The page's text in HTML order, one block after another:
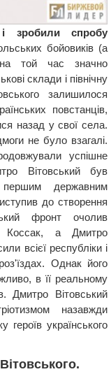
зробили спробу
бойовиків (а
той час значно
склади і північну
залишилося
повстанців,
назад у свої села.
не було взагалі.
успішне
Вітовський був
першим державним
до створення
фронт очолив
Коссак, а Дмитро
всієї республіки і
Однак його
в її реальному
Дмитро Вітовський
назавжди
українського